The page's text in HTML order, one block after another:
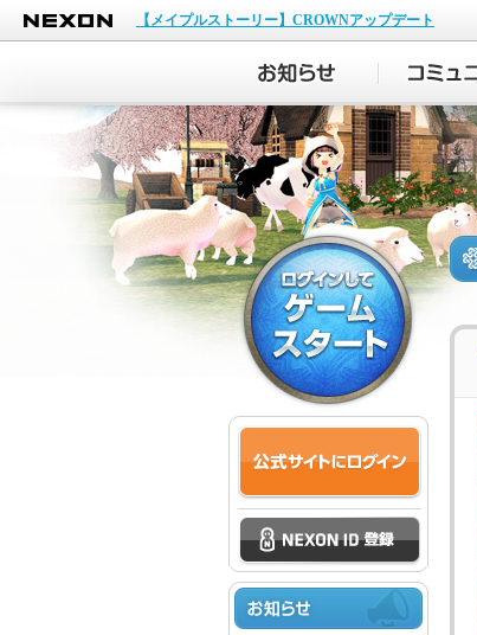
NEXON
【メイプルストーリー】CROWNアップデート